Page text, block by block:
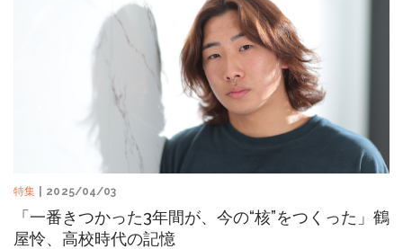
特集 | 2025/04/03
「一番きつかった3年間が、今の“核”をつくった」鶴
屋怜、高校時代の記憶